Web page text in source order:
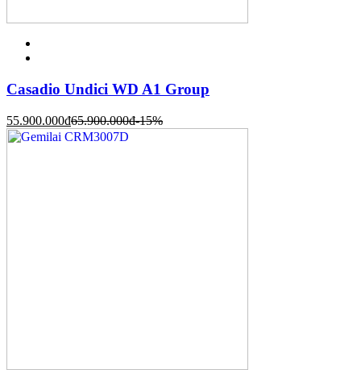
Casadio Undici WD A1 Group
55.900.000đ65.900.000đ-15%